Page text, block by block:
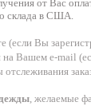
от Вас
склада в США.
(если Вы
Вашем e-mail
отслеживания
, желаемые